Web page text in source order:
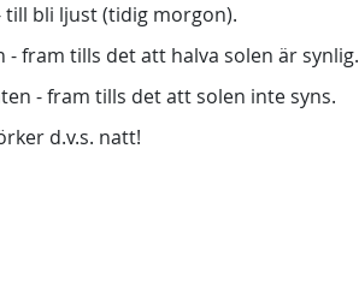
bli ljust (tidig morgon).
fram tills det att halva solen är synlig.
- fram tills det att solen inte syns.
d.v.s. natt!